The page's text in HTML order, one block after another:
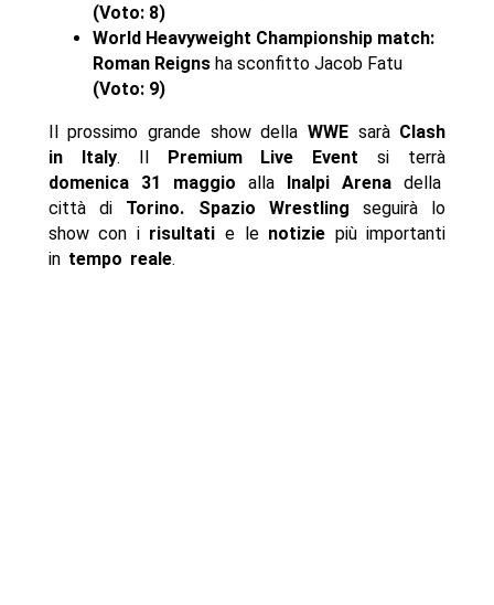
(Voto: 8)
World Heavyweight Championship match:
Roman Reigns ha sconfitto Jacob Fatu
(Voto: 9)
Il prossimo grande show della WWEsaràClash
in Italy. Il Premium Live Eventsi terrà
domenica 31 maggio alla Inalpi Arena della
città di Torino. Spazio Wrestling seguirà lo
show con i risultati e le notizie più importanti
in tempo reale.